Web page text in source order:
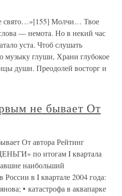
свято…»[155] Молчи… Твое
— немота. Но в некий час
уста. Чтоб слушать
музыку глуши, Храни глубокое
души. Преодолей восторг и
не бывает От
От автора Рейтинг
по итогам I квартала
наибольший
в I квартале 2004 года:
• катастрофа в аквапарке